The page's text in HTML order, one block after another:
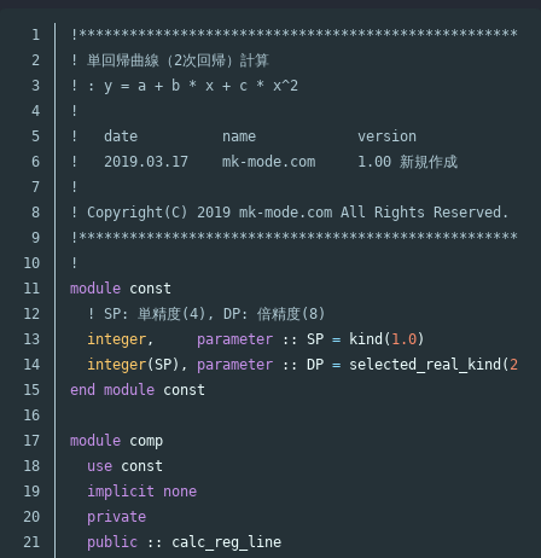
1
2
3
4
5
6
7
8
9
10
11
12
13
14
15
16
17
18
19
20
21
!****************************************************
! 単回帰曲線（2次回帰）計算
! : y = a + b * x + c * x^2
!
!   date          name            version
!   2019.03.17    mk-mode.com     1.00 新規作成
!
! Copyright(C) 2019 mk-mode.com All Rights Reserved.
!****************************************************
!
module const
! SP: 単精度(4), DP: 倍精度(8)
integer, parameter :: SP = kind ( 1.0)
integer(SP), parameter :: DP = selected_real_kind ( 2
end
module const
module comp
use const
implicit
none
private
public
:: calc_reg_line